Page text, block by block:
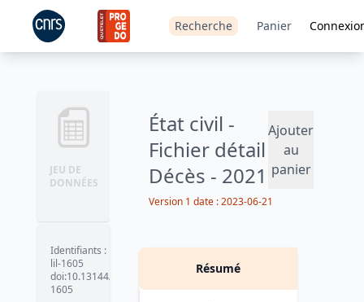
Recherche Panier
JEU DE
DONNÉES
État civil -
Fichier détail
Décès - 2021
Ajouter
au
panier
Version 1 date :2023-06-21
Identifiants :
lil-1605
doi:10.13144/lil-
1605
Résumé